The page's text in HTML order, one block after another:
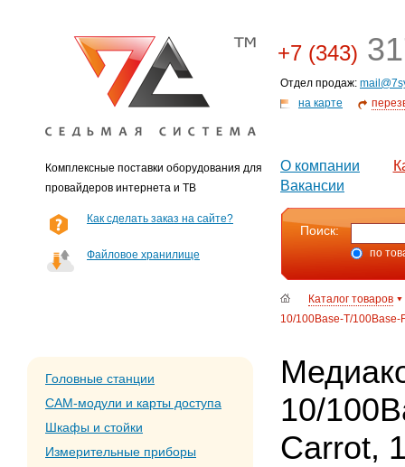
Комплексные поставки оборудования для
провайдеров интернета и ТВ
+7 (343)
Отдел продаж:
на карте
О компании
Вакансии
Как сделать заказ на сайте?
Файловое хранилище
Поиск:
по
Каталог товаров
10/100Base-T/100Base-
Головные станции
CAM-модули и карты доступа
Шкафы и стойки
Измерительные приборы
10/
Carrot,